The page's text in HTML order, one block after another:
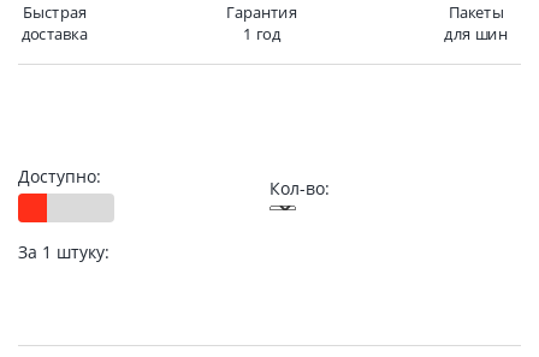
Быстрая
доставка
Гарантия
1 год
Пакеты
для шин
Доступно:
Кол-во:
За 1 штуку: